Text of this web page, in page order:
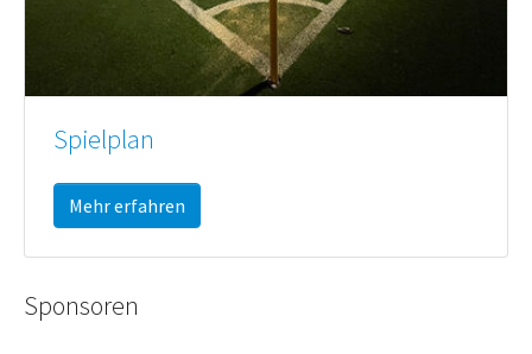
Spielplan
Mehr erfahren
Sponsoren